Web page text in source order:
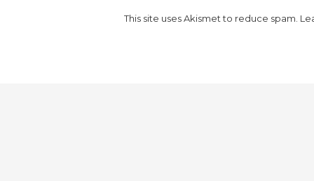
This site uses Akismet to reduce spam.